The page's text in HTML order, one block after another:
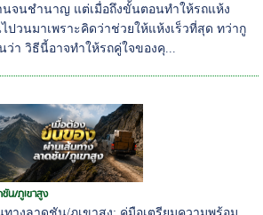
นจนชำนาญ แต่เมื่อถึงขั้นตอนทำให้รถแห้ง
ปวนมาเพราะคิดว่าช่วยให้แห้งเร็วที่สุด ทว่ากู
า วิธีนี้อาจทำให้รถคู่ใจของคุ...
น/ภูเขาสูง